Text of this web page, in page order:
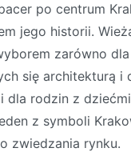
po centrum
jego historii.
zarówno dla
się architekturą i
dla rodzin z
z symboli
zwiedzania rynku.